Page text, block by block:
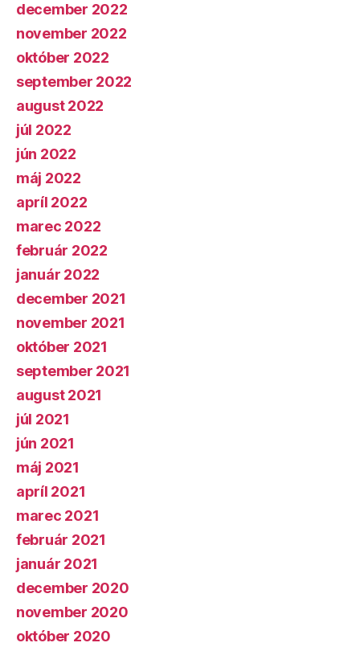
december 2022
november 2022
október 2022
september 2022
august 2022
júl 2022
jún 2022
máj 2022
apríl 2022
marec 2022
február 2022
január 2022
december 2021
november 2021
október 2021
september 2021
august 2021
júl 2021
jún 2021
máj 2021
apríl 2021
marec 2021
február 2021
január 2021
december 2020
november 2020
október 2020